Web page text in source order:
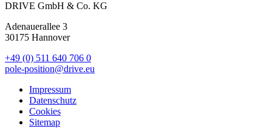
DRIVE GmbH & Co. KG
Adenauerallee 3
30175 Hannover
+49 (0) 511 640 706 0
pole-position@drive.eu
Impressum
Datenschutz
Cookies
Sitemap